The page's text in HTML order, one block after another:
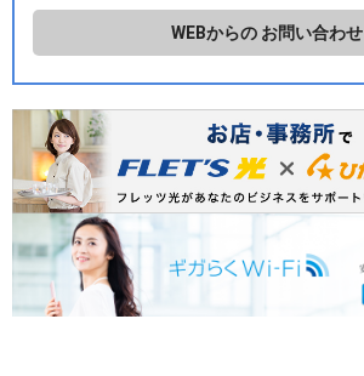
WEBからの お問い合わせ